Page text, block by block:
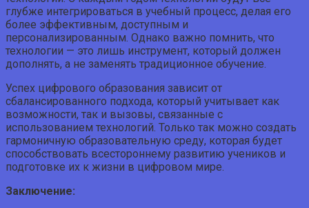
глубже интегрироваться в учебный процесс, делая его
более эффективным, доступным и
персонализированным. Однако важно помнить, что
технологии — это лишь инструмент, который должен
дополнять, а не заменять традиционное обучение.
Успех цифрового образования зависит от
сбалансированного подхода, который учитывает как
возможности, так и вызовы, связанные с
использованием технологий. Только так можно создать
гармоничную образовательную среду, которая будет
способствовать всестороннему развитию учеников и
подготовке их к жизни в цифровом мире.
Заключение: